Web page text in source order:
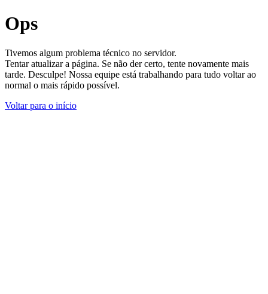
Ops
Tivemos algum problema técnico no servidor.
Tentar atualizar a página. Se não der certo, tente novamente mais
tarde. Desculpe! Nossa equipe está trabalhando para tudo voltar ao
normal o mais rápido possível.
Voltar para o início